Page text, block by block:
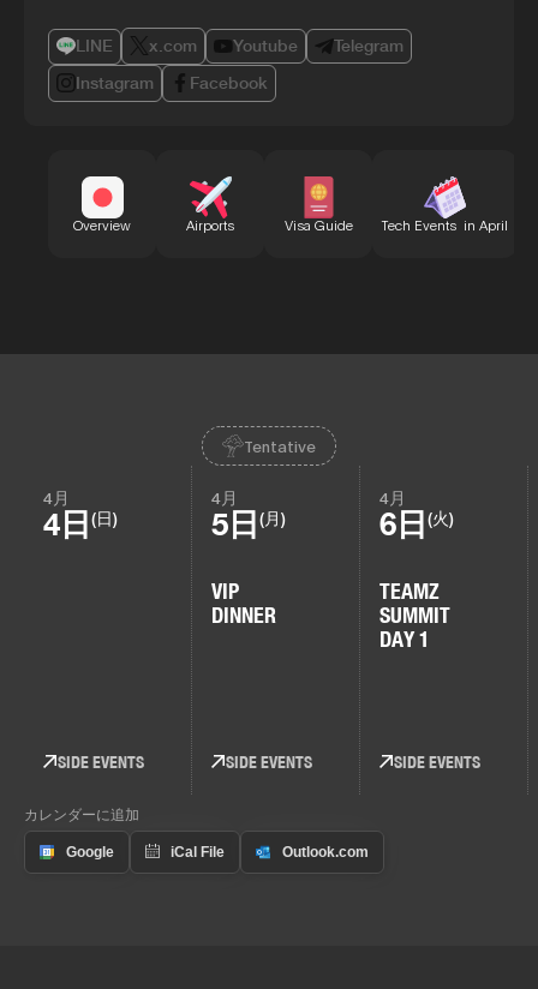
LINE x.com Youtube
Telegram
Instagram
Facebook
Overview Airports Visa Guide Tech Events in April
Tentative
4月
4日 (日)
SIDE EVENTS
4月
5日 (月)
VIP
DINNER
SIDE EVENTS
4月
6日 (火)
TEAMZ
SUMMIT
DAY 1
SIDE EVENTS
カレンダーに追加